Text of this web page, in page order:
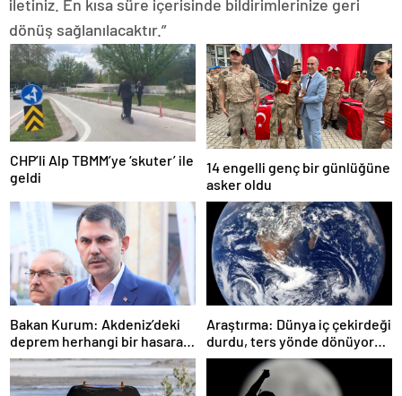
iletiniz. En kısa süre içerisinde bildirimlerinize geri
dönüş sağlanılacaktır.”
CHP’li Alp TBMM’ye ‘skuter’ ile
geldi
14 engelli genç bir günlüğüne
asker oldu
Bakan Kurum: Akdeniz’deki
deprem herhangi bir hasara
neden olmadı
Araştırma: Dünya iç çekirdeği
durdu, ters yönde dönüyor
olabilir